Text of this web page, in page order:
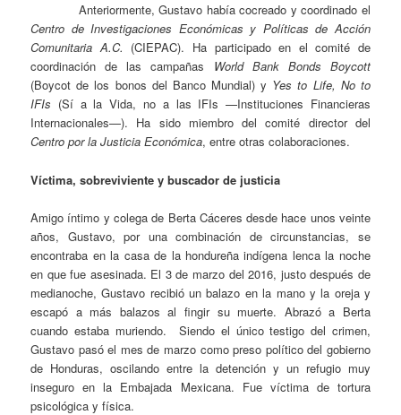
Anteriormente, Gustavo había cocreado y coordinado el
Centro de Investigaciones Económicas y Políticas de Acción
Comunitaria A.C. (CIEPAC). Ha participado en el comité de
coordinación de las campañas World Bank Bonds Boycott
(Boycot de los bonos del Banco Mundial) y Yes to Life, No to
IFIs (Sí a la Vida, no a las IFIs —Instituciones Financieras
Internacionales—). Ha sido miembro del comité director del
Centro por la Justicia Económica, entre otras colaboraciones.
Víctima, sobreviviente y buscador de justicia
Amigo íntimo y colega de Berta Cáceres desde hace unos veinte
años, Gustavo, por una combinación de circunstancias, se
encontraba en la casa de la hondureña indígena lenca la noche
en que fue asesinada. El 3 de marzo del 2016, justo después de
medianoche, Gustavo recibió un balazo en la mano y la oreja y
escapó a más balazos al fingir su muerte. Abrazó a Berta
cuando estaba muriendo. Siendo el único testigo del crimen,
Gustavo pasó el mes de marzo como preso político del gobierno
de Honduras, oscilando entre la detención y un refugio muy
inseguro en la Embajada Mexicana. Fue víctima de tortura
psicológica y física.